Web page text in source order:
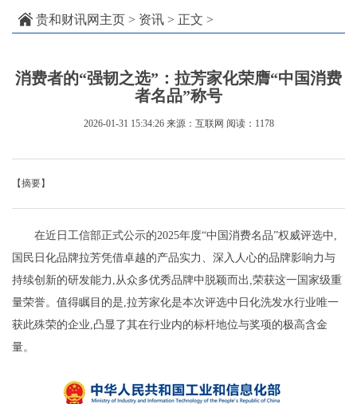
贵和财讯网主页 > 资讯 > 正文 >
消费者的“强韧之选”：拉芳家化荣膺“中国消费
者名品”称号
2026-01-31 15:34:26 来源：互联网 阅读：1178
【摘要】
在近日工信部正式公示的2025年度“中国消费名品”权威评选中,
国民日化品牌拉芳凭借卓越的产品实力、深入人心的品牌影响力与
持续创新的研发能力,从众多优秀品牌中脱颖而出,荣获这一国家级重
量荣誉。值得瞩目的是,拉芳家化是本次评选中日化洗发水行业唯一
获此殊荣的企业,凸显了其在行业内的标杆地位与奖项的极高含金
量。